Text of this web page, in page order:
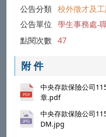
公告分類 校外徵才及
公告單位 學生事務處-
點閱次數 47
附 件
中央存款保險公司
章.pdf
中央存款保險公司
DM.jpg